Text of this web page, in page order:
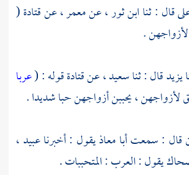
قال : ثناابن ثور، عنمعمر، عنقتادة(
.
يزيدقال : ثناسعيد، عنقتادةقوله : (عربا
، يحببن أزواجهن حبا شديدا .
قال : سمعتأبا معاذيقول : أخبرناعبيد،
يقول : العرب : المتحببات .